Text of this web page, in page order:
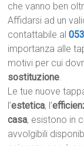
che vanno ben
Affidarsi ad un
contattabile al
importanza alle
motivi per cui
sostituzione.
Le tue nuove
l’estetica, l’
casa, esistono in
avvolgibili